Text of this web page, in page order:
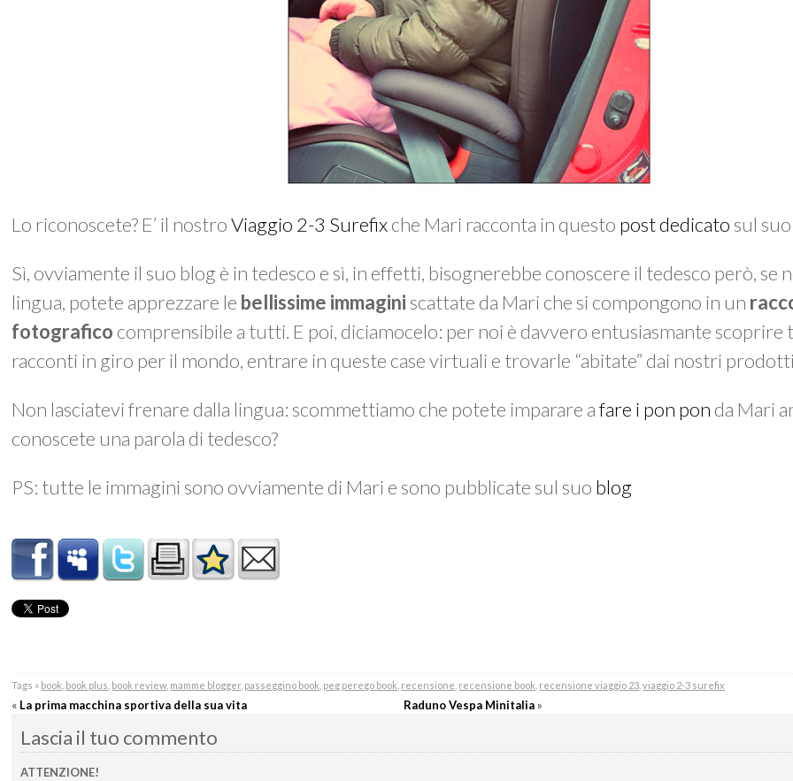
Lo riconoscete? E’ il nostroViaggio 2-3 Surefixche Mari racconta in questo post dedicato sul
Sì, ovviamente il suo blog è in tedesco e sì, in effetti, bisognerebbe conoscere il tedesco però, se
lingua, potete apprezzare le bellissime immagini scattate da Mari che si compongono in un
fotografico comprensibile a tutti. E poi, diciamocelo: per noi è davvero entusiasmante
racconti in giro per il mondo, entrare in queste case virtuali e trovarle “abitate” dai nostri
Non lasciatevi frenare dalla lingua: scommettiamo che potete imparare afare i pon pon da Mari
conoscete una parola di tedesco?
PS: tutte le immagini sono ovviamente di Mari e sono pubblicate sul suo blog
Tags » book book plus book review mamme blogger passeggino book peg perego book recensione recensione book recensione viaggio 23 ,viaggio 2-3 surefix
« La prima macchina sportiva della sua vita Raduno Vespa Minitalia»
Lascia il tuo commento
ATTENZIONE!